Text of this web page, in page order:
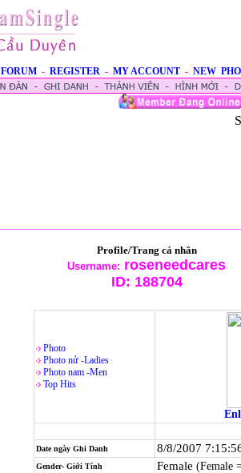
FORUM - REGISTER - MY ACCOUNT - NEW
Profile/Trang cá nhân
Username: roseneedcares
ID: 188704
Photo
Photo nử -Ladies
Photo nam -Men
Top Hits
Date ngày Ghi Danh 8/8/2007
Gender- Giới Tính Female (Female